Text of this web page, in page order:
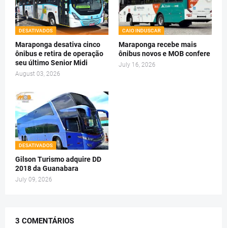
DESATIVADOS
Maraponga desativa cinco
ônibus e retira de operação
seu último Senior Midi
August 03, 2026
CAIO INDUSCAR
Maraponga recebe mais
ônibus novos e MOB confere
July 16, 2026
DESATIVADOS
Gilson Turismo adquire DD
2018 da Guanabara
July 09, 2026
3 COMENTÁRIOS